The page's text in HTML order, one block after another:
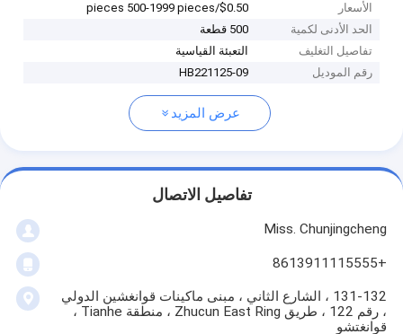
الأسعار
$0.50/pieces 500-1999 pieces
الحد الأدنى لكمية
500 قطعة
تفاصيل التغليف
التعبئة القياسية
رقم الموديل
HB221125-09
عرض المزيد
تفاصيل الاتصال
Miss. Chunjingcheng
+8613911115555
131-132 ، الشارع الثاني ، مبنى ماكينات قوانغشين الدولي
، رقم 122 ، طريق Zhucun East Ring ، منطقة Tianhe ،
قوانغتشو